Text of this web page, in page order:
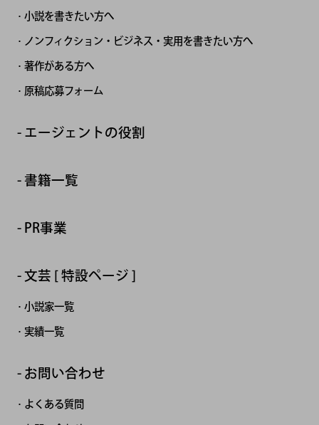
小説を書きたい方へ
ノンフィクション・ビジネス・実用を書きたい方へ
著作がある方へ
原稿応募フォーム
エージェントの役割
書籍一覧
PR事業
文芸 [ 特設ページ ]
小説家一覧
実績一覧
お問い合わせ
よくある質問